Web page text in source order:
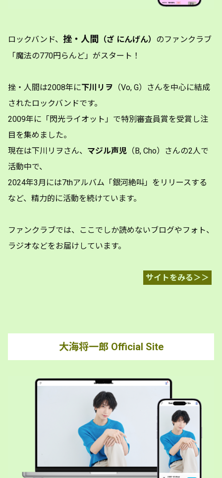
ロックバンド、 挫・人間 （ざ にんげん） のファンクラブ
「魔法の770円らんど」がスタート！
挫・人間は2008年に下川リヲ （Vo, G）さんを中心に結成
されたロックバンドです。
2009年に「閃光ライオット」で特別審査員賞を受賞し注
目を集めました。
現在は下川リヲさん、 マジル声児 （B, Cho）さんの2人で
活動中で、
2024年3月には7thアルバム「銀河絶叫」をリリースする
など、精力的に活動を続けています。
ファンクラブでは、ここでしか読めないブログやフォト、
ラジオなどをお届けしています。
サイトをみる＞＞
大海将一郎 Official Site